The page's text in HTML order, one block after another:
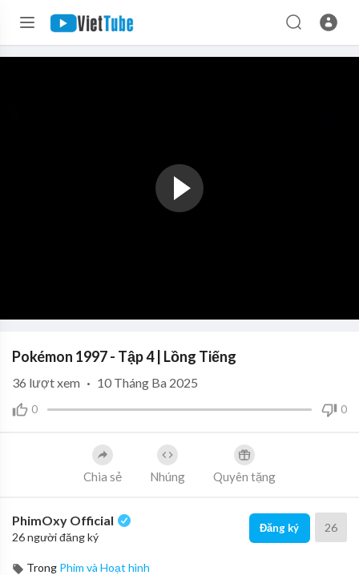
Pokémon 1997 - Tập 4 | Lồng Tiếng
0 0
36 lượt xem · 10 Tháng Ba 2025
Chia sẻ Nhúng Quyên tặng
PhimOxy Official
26 người đăng ký
Đăng ký 26
Trong Phim và Hoạt hình